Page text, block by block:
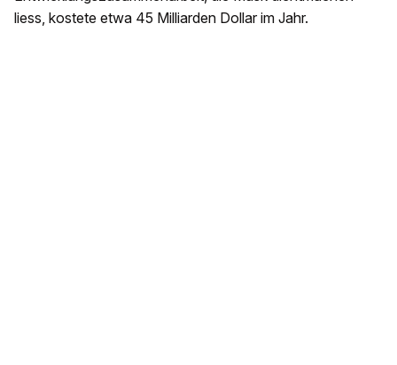
liess, kostete etwa 45 Milliarden Dollar im Jahr.